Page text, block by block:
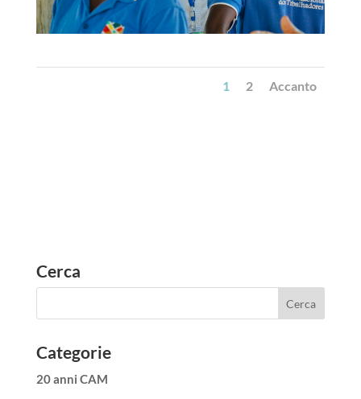
1 2 Accanto
Cerca
Categorie
20 anni CAM